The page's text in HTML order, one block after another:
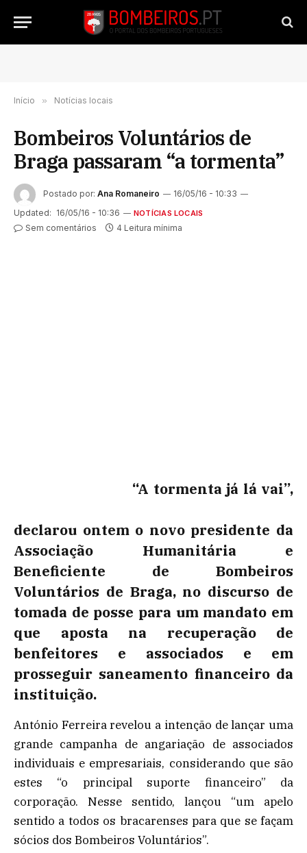
Início » Notícias locais
Bombeiros Voluntários de
Braga passaram “a tormenta”
Postado por: Ana Romaneiro
16/05/16 - 10:33
Updated: 16/05/16 - 10:36 NOTÍCIAS LOCAIS
Sem comentários 4 Leitura mínima
“A tormenta já lá vai”,
declarou ontem o novo presidente da
Associação Humanitária e
Beneficiente de Bombeiros
Voluntários de Braga, no discurso de
tomada de posse para um mandato em
que aposta na recuperação de
benfeitores e associados e em
prosseguir saneamento financeiro da
instituição.
António Ferreira revelou a intenção de lançar uma
grande campanha de angariação de associados
individuais e empresariais, considerando que são
estes “o principal suporte financeiro” da
corporação. Nesse sentido, lançou “um apelo
sentido a todos os bracarenses para que se façam
sócios dos Bombeiros Voluntários”.